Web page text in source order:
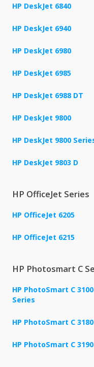
HP DeskJet 6840
HP DeskJet 6940
HP DeskJet 6980
HP DeskJet 6985
HP DeskJet 6988 DT
HP DeskJet 9800
HP DeskJet 9800
HP DeskJet 9803 D
HP OfficeJet Series
HP OfficeJet 6205
HP OfficeJet 6215
HP Photosmart C
HP PhotoSmart C 3100
Series
HP PhotoSmart C 3180
HP PhotoSmart C 3190